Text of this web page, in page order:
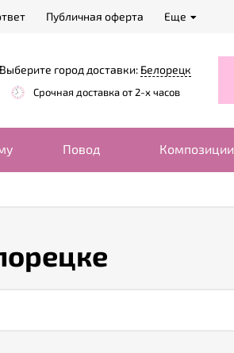
Публичная оферта Еще
Выберите город доставки: Белорецк
Срочная доставка от 2-х часов
Повод Композиции